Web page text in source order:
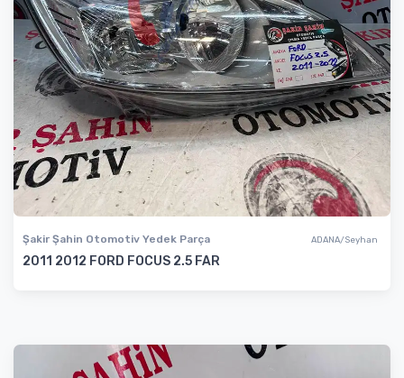
Şakir Şahin Otomotiv Yedek Parça ADANA/Seyhan
2011 2012 FORD FOCUS 2.5 FAR